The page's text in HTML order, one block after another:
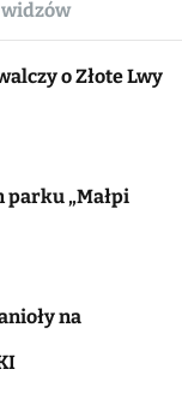
l
c
o Złote Lwy
parku „Małpi